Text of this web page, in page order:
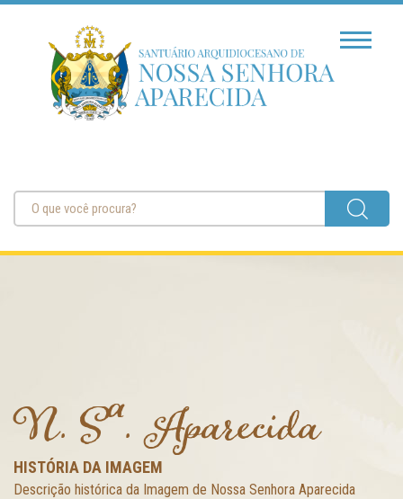
N. Sª. Aparecida
HISTÓRIA DA IMAGEM
Descrição histórica da Imagem de Nossa Senhora Aparecida